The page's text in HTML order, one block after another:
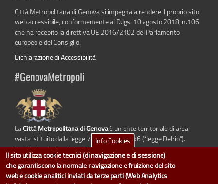
Città Metropolitana di Genova si impegna a rendere il proprio sito
web accessibile, conformemente al D.lgs. 10 agosto 2018, n.106
che ha recepito la direttiva UE 2016/2102 del Parlamento
europeo e del Consiglio.
Dichiarazione di Accessibilità
#GenovaMetropoli
LaCittà Metropolitana di Genovaè un ente territoriale di area
vasta istituito dalla legge 7 aprile 2014 n. 56 (“legge Delrio”).
Sostituisce la Provincia di Genova.
Info Cookies
Il sito utilizza cookie tecnici (di navigazione e di sessione)
che garantiscono la normale navigazione e fruizione del sito
web e cookie analitici inviati da terze parti (Web Analytics